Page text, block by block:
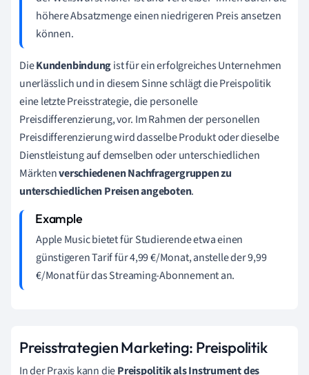
höhere Absatzmenge einen niedrigeren Preis ansetzen
können.
DieKundenbindungist für ein erfolgreiches Unternehmen
unerlässlich und in diesem Sinne schlägt die Preispolitik
eine letzte Preisstrategie, die personelle
Preisdifferenzierung, vor. Im Rahmen der personellen
Preisdifferenzierung wird dasselbe Produkt oder dieselbe
Dienstleistung auf demselben oder unterschiedlichen
Märktenverschiedenen Nachfragergruppen zu
unterschiedlichen Preisen angeboten.
Apple Music bietet für Studierende etwa einen
günstigeren Tarif für 4,99 €/Monat, anstelle der 9,99
€/Monat für das Streaming-Abonnement an.
Preisstrategien Marketing: Preispolitik
In der Praxis kann diePreispolitik als Instrument des